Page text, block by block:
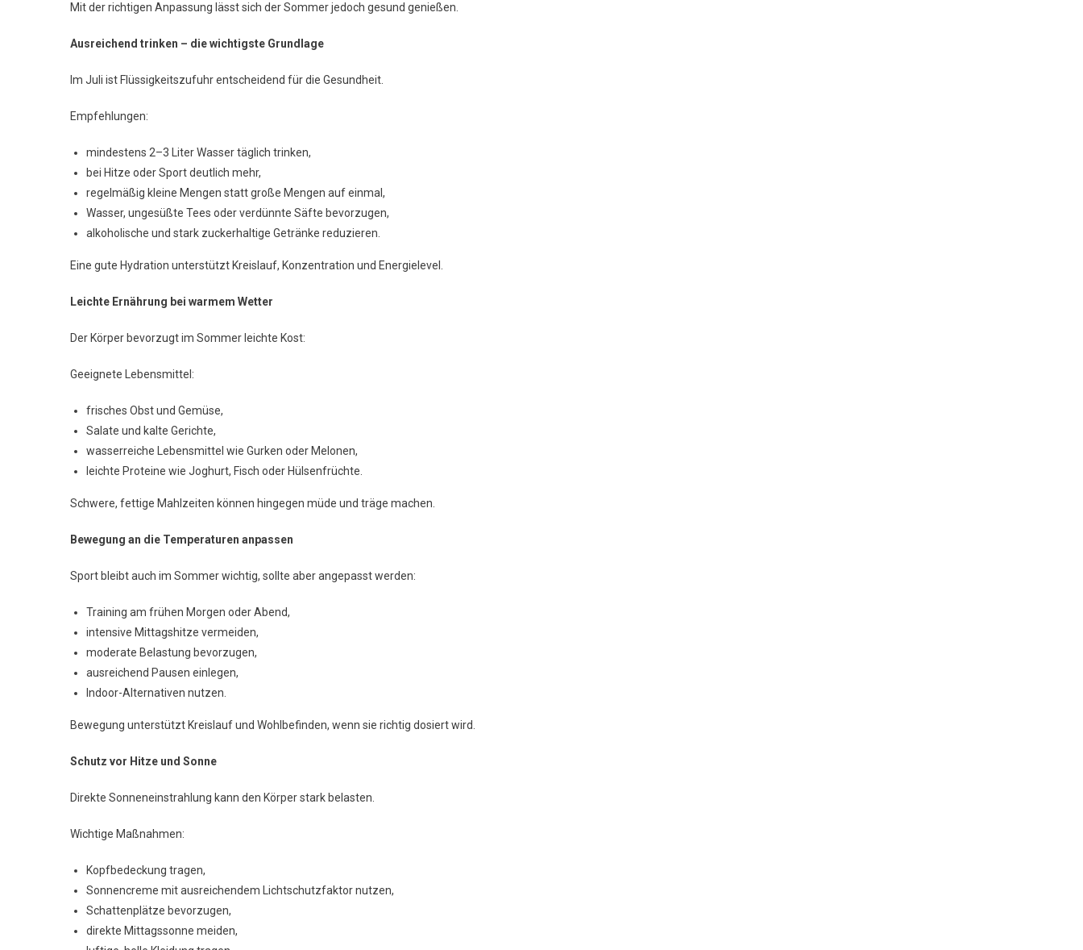
Mit der richtigen Anpassung lässt sich der Sommer jedoch gesund genießen.
Ausreichend trinken – die wichtigste Grundlage
Im Juli ist Flüssigkeitszufuhr entscheidend für die Gesundheit.
Empfehlungen:
mindestens 2–3 Liter Wasser täglich trinken,
bei Hitze oder Sport deutlich mehr,
regelmäßig kleine Mengen statt große Mengen auf einmal,
Wasser, ungesüßte Tees oder verdünnte Säfte bevorzugen,
alkoholische und stark zuckerhaltige Getränke reduzieren.
Eine gute Hydration unterstützt Kreislauf, Konzentration und Energielevel.
Leichte Ernährung bei warmem Wetter
Der Körper bevorzugt im Sommer leichte Kost:
Geeignete Lebensmittel:
frisches Obst und Gemüse,
Salate und kalte Gerichte,
wasserreiche Lebensmittel wie Gurken oder Melonen,
leichte Proteine wie Joghurt, Fisch oder Hülsenfrüchte.
Schwere, fettige Mahlzeiten können hingegen müde und träge machen.
Bewegung an die Temperaturen anpassen
Sport bleibt auch im Sommer wichtig, sollte aber angepasst werden:
Training am frühen Morgen oder Abend,
intensive Mittagshitze vermeiden,
moderate Belastung bevorzugen,
ausreichend Pausen einlegen,
Indoor-Alternativen nutzen.
Bewegung unterstützt Kreislauf und Wohlbefinden, wenn sie richtig dosiert wird.
Schutz vor Hitze und Sonne
Direkte Sonneneinstrahlung kann den Körper stark belasten.
Wichtige Maßnahmen:
Kopfbedeckung tragen,
Sonnencreme mit ausreichendem Lichtschutzfaktor nutzen,
Schattenplätze bevorzugen,
direkte Mittagssonne meiden,